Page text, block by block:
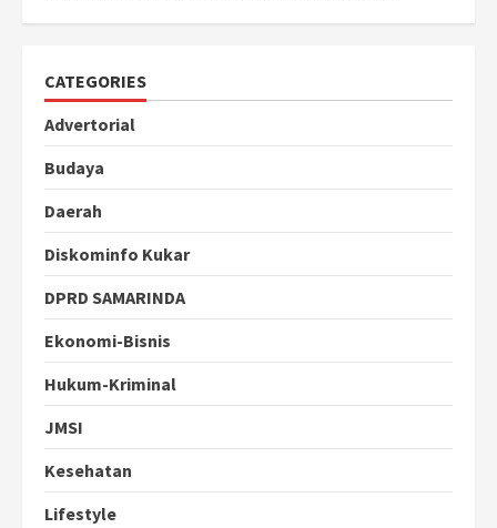
CATEGORIES
Advertorial
Budaya
Daerah
Diskominfo Kukar
DPRD SAMARINDA
Ekonomi-Bisnis
Hukum-Kriminal
JMSI
Kesehatan
Lifestyle